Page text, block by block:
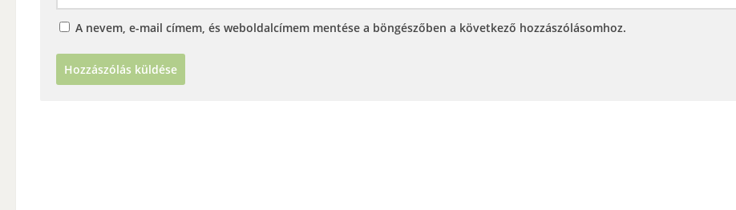
A nevem, e-mail címem, és weboldalcímem mentése a böngészőben a következő hozzászólásomhoz.